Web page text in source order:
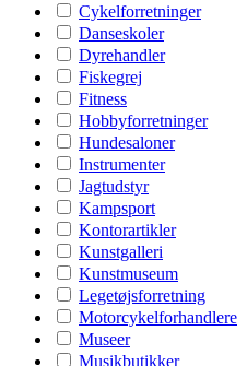
Cykelforretninger
Danseskoler
Dyrehandler
Fiskegrej
Fitness
Hobbyforretninger
Hundesaloner
Instrumenter
Jagtudstyr
Kampsport
Kontorartikler
Kunstgalleri
Kunstmuseum
Legetøjsforretning
Motorcykelforhandlere
Museer
Musikbutikker